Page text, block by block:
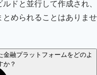
ドと並行して作成され、
められることはありませ
融プラットフォームをどのよ
か？